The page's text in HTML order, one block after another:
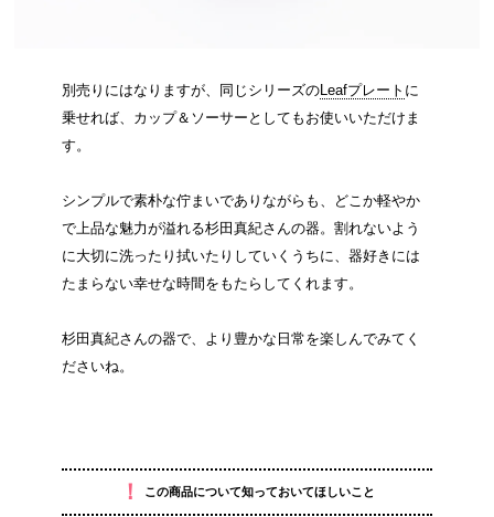
別売りにはなりますが、同じシリーズのLeafプレート に
乗せれば、カップ＆ソーサーとしてもお使いいただけま
す。
シンプルで素朴な佇まいでありながらも、どこか軽やか
で上品な魅力が溢れる杉田真紀さんの器。割れないよう
に大切に洗ったり拭いたりしていくうちに、器好きには
たまらない幸せな時間をもたらしてくれます。
杉田真紀さんの器で、より豊かな日常を楽しんでみてく
ださいね。
！ この商品について知っておいてほしいこと